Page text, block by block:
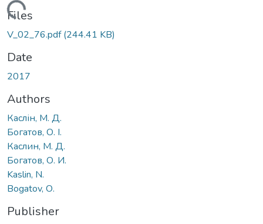
Loading...
Files
V_02_76.pdf(244.41 KB)
Date
2017
Authors
Каслін, М. Д.
Богатов, О. І.
Каслин, М. Д.
Богатов, О. И.
Kaslin, N.
Bogatov, О.
Publisher